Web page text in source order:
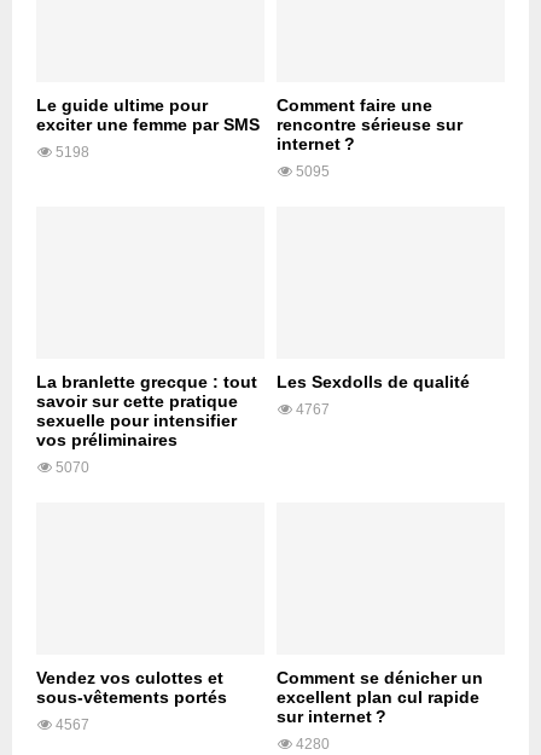
Le guide ultime pour
exciter une femme par SMS
5198
Comment faire une
rencontre sérieuse sur
internet ?
5095
La branlette grecque : tout
savoir sur cette pratique
sexuelle pour intensifier
vos préliminaires
5070
Les Sexdolls de qualité
4767
Vendez vos culottes et
sous-vêtements portés
4567
Comment se dénicher un
excellent plan cul rapide
sur internet ?
4280